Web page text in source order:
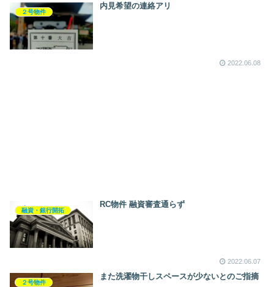
２号物件
内見希望の連絡アリ
2022.06.08
融資・銀行開拓
RC物件 融資審査通らず
2022.06.07
２号物件
また洗濯物干しスペースが少ないとのご指摘